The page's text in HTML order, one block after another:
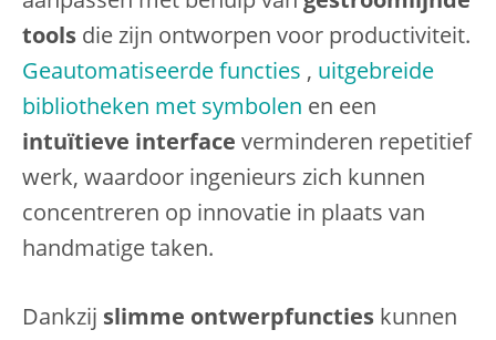
tools die zijn ontworpen voor productiviteit.
Geautomatiseerde functies , uitgebreide
bibliotheken met symbolen en een
intuïtieve interface verminderen repetitief
werk, waardoor ingenieurs zich kunnen
concentreren op innovatie in plaats van
handmatige taken.
Dankzij slimme ontwerpfuncties kunnen